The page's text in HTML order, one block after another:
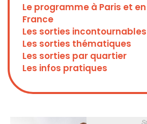
Le programme à Paris et
France
Les sorties incontournables
Les sorties thématiques
Les sorties par quartier
Les infos pratiques